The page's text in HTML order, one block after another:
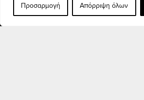
Προσαρμογή Απόρριψη όλων
Discover the finest